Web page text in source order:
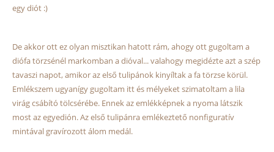
egy diót :)
De akkor ott ez olyan misztikan hatott rám, ahogy ott gugoltam a
diófa törzsénél markomban a dióval... valahogy megidézte azt a szép
tavaszi napot, amikor az első tulipánok kinyíltak a fa törzse körül.
Emlékszem ugyanígy gugoltam itt és mélyeket szimatoltam a lila
virág csábító tölcsérébe. Ennek az emlékképnek a nyoma látszik
most az egyedión. Az első tulipánra emlékeztető nonfiguratív
mintával gravírozott álom medál.